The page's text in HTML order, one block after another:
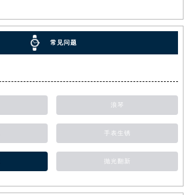
常见问题
浪琴
手表生锈
抛光翻新